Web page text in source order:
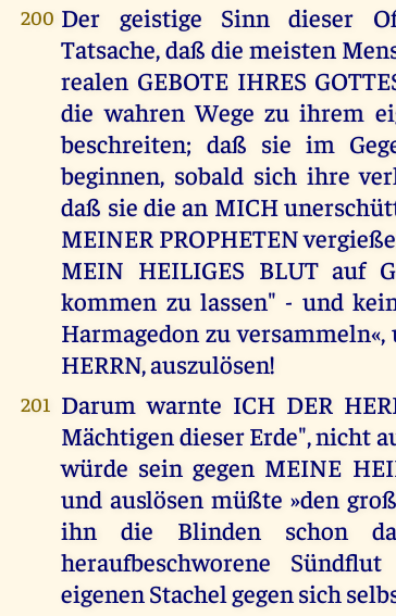
200 Der geistige Sinn dieser
Tatsache, daß die meisten
realen GEBOTE IHRES
die wahren Wege zu ihrem
beschreiten; daß sie im
beginnen, sobald sich ihre
daß sie die an MICH
MEINER PROPHETEN
MEIN HEILIGES BLUT auf
kommen zu lassen" - und
Harmagedon zu
HERRN, auszulösen!
201 Darum warnte ICH DER
Mächtigen dieser Erde", nicht
würde sein gegen MEINE
und auslösen müßte »den
ihn die Blinden schon
heraufbeschworene
eigenen Stachel gegen sich